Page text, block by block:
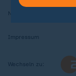
Nutzungsbedingungen
Impressum
Wechseln zu:
Weitere